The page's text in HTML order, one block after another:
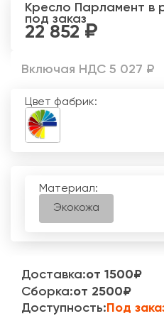
Кресло Парламент в
под заказ
22 852
Включая НДС 5 027 ₽
Цвет фабрик:
Материал:
Экокожа
Доставка:от 1500₽
Сборка:от 2500₽
Доступность: Под